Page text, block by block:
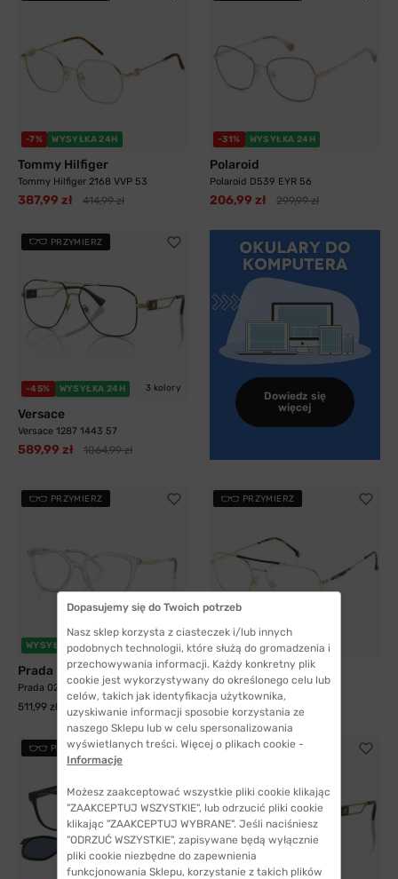
-7% WYSYŁKA 24H
Tommy Hilfiger
Tommy Hilfiger 2168 VVP 53
387,99 zł 414,99 zł
-31% WYSYŁKA 24H
Polaroid
Polaroid D539 EYR 56
206,99 zł 299,99 zł
PRZYMIERZ
-45% WYSYŁKA 24H 3 kolory
Versace
Versace 1287 1443 57
589,99 zł 1064,99 zł
Dowiedz się
więcej
PRZYMIERZ
WYSYŁKA 24H
Prada
Prada 02ZV 2AZ1O1 52
511,99 zł
PRZYMIERZ
-52% WYSYŁKA 24H
Carrera
Carrera 290 J5G 56
408,99 zł 859,99 zł
PRZYMIERZ PRZYMIERZ
Dopasujemy się do Twoich potrzeb
Nasz sklep korzysta z ciasteczek i/lub innych
podobnych technologii, które służą do gromadzenia i
przechowywania informacji. Każdy konkretny plik
cookie jest wykorzystywany do określonego celu lub
celów, takich jak identyfikacja użytkownika,
uzyskiwanie informacji sposobie korzystania ze
naszego Sklepu lub w celu spersonalizowania
wyświetlanych treści. Więcej o plikach cookie -
Informacje
Możesz zaakceptować wszystkie pliki cookie klikając
"ZAAKCEPTUJ WSZYSTKIE", lub odrzucić pliki cookie
klikając "ZAAKCEPTUJ WYBRANE". Jeśli naciśniesz
"ODRZUĆ WSZYSTKIE", zapisywane będą wyłącznie
pliki cookie niezbędne do zapewnienia
funkcjonowania Sklepu, korzystanie z takich plików